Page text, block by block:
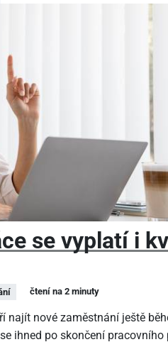
se vyplatí i
čtení na 2 minuty
najít nové zaměstnání ještě
ihned po skončení pracovního